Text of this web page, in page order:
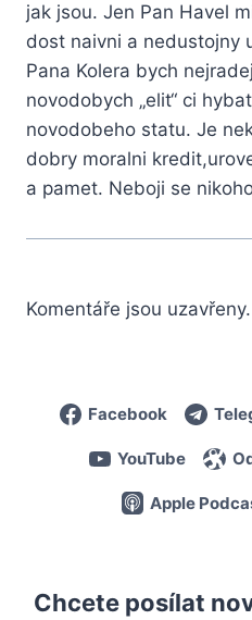
jak jsou. Jen Pan Havel
dost naivni a nedustojny
Pana Kolera bych
novodobych „elit“ ci
novodobeho statu. Je
dobry moralni
a pamet. Neboji se
Komentáře jsou uzavřeny.
Facebook
YouTube
Apple
Chcete posílat